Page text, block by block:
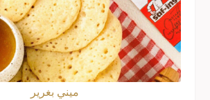
ميني بغرير